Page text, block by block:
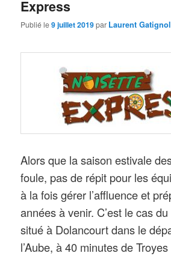
Express
Publié le9 juillet 2019par Laurent Gatignol
Alors que la saison estivale
foule, pas de répit pour les
à la fois gérer l’affluence et
années à venir. C’est le cas
situé à Dolancourt dans le
l’Aube, à 40 minutes de